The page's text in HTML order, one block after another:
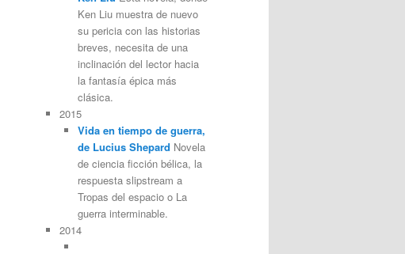
Ken Liu muestra de nuevo
su pericia con las historias
breves, necesita de una
inclinación del lector hacia
la fantasía épica más
clásica.
2015
Vida en tiempo de guerra,
de Lucius Shepard Novela
de ciencia ficción bélica, la
respuesta slipstream a
Tropas del espacio o La
guerra interminable.
2014